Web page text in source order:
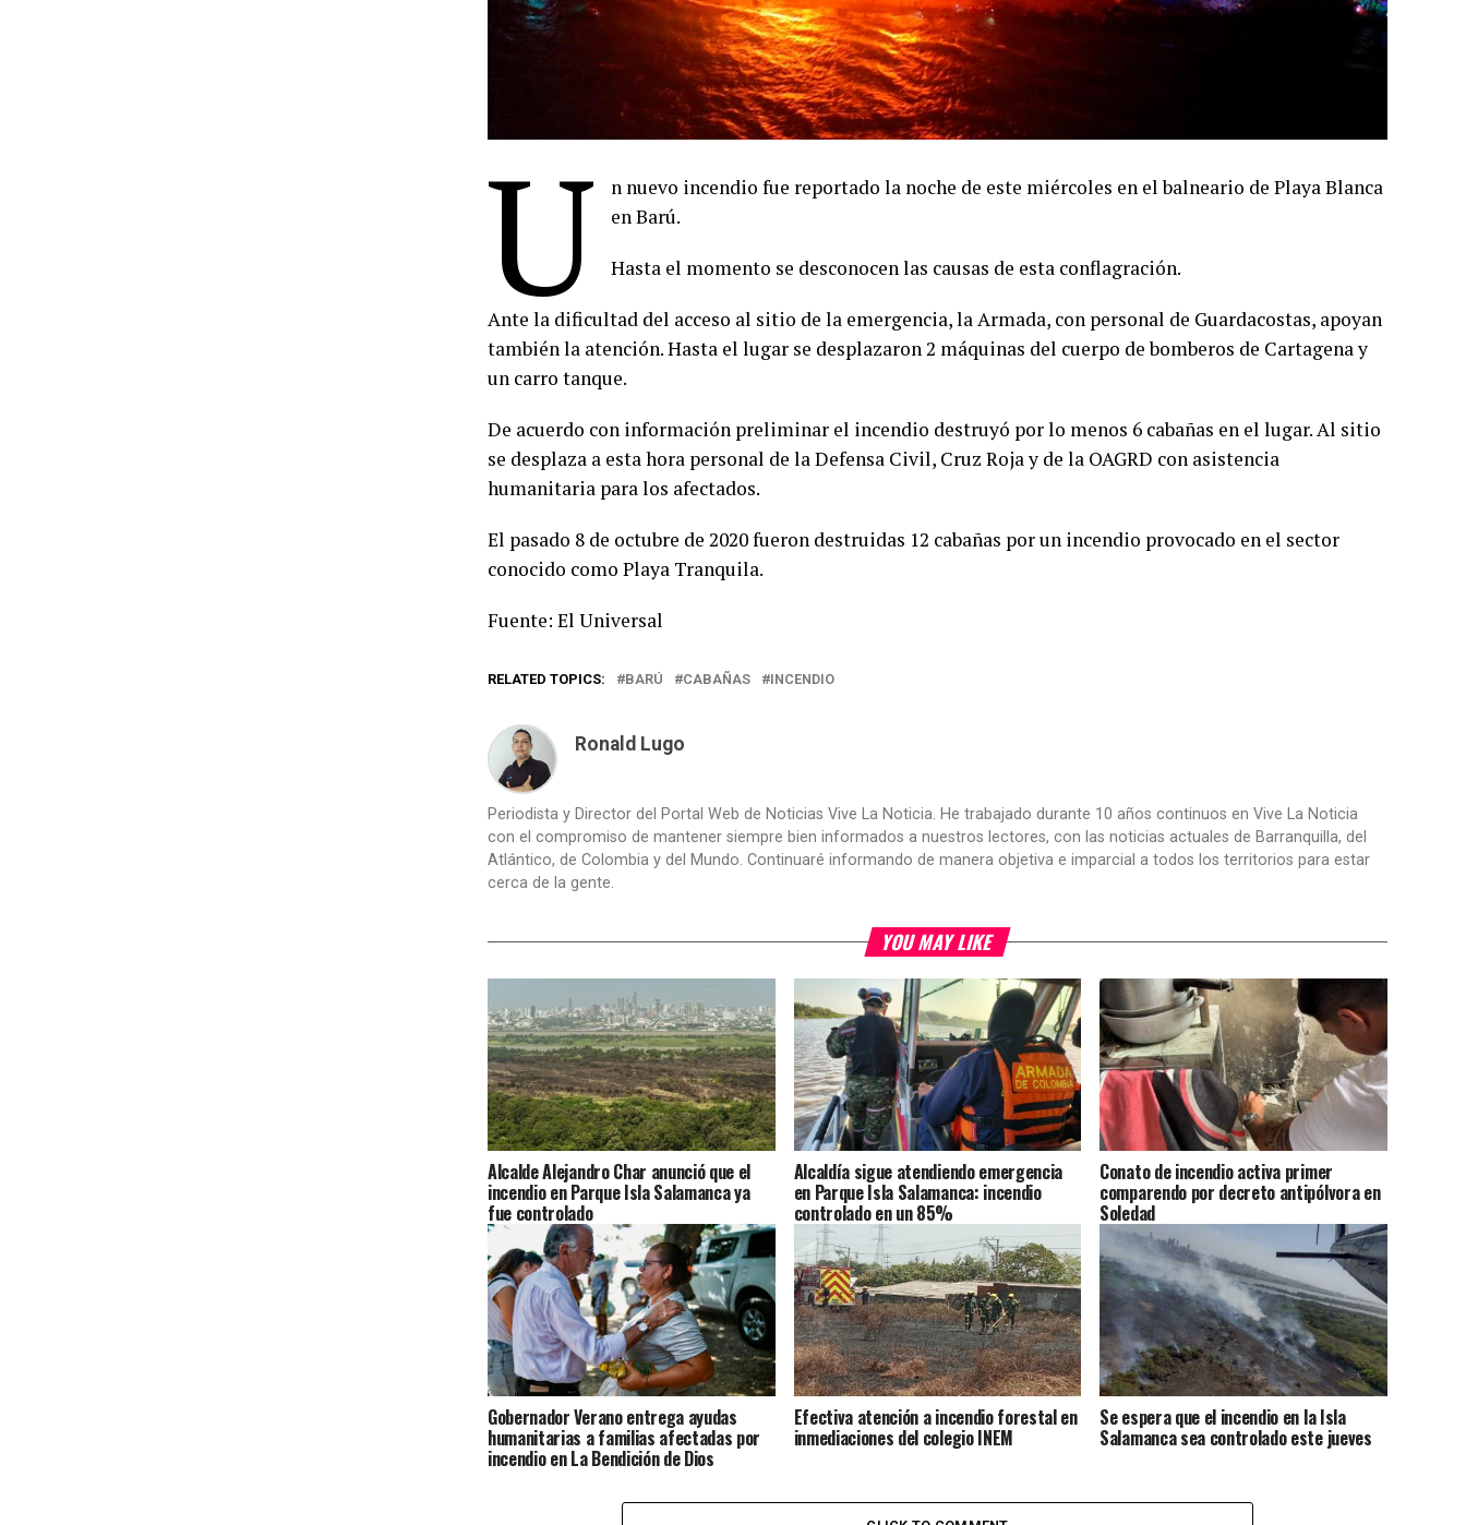
U
n nuevo incendio fue reportado la noche de este miércoles en el balneario de Playa Blanca
en Barú.
Hasta el momento se desconocen las causas de esta conflagración.
Ante la dificultad del acceso al sitio de la emergencia, la Armada, con personal de Guardacostas, apoyan
también la atención. Hasta el lugar se desplazaron 2 máquinas del cuerpo de bomberos de Cartagena y
un carro tanque.
De acuerdo con información preliminar el incendio destruyó por lo menos 6 cabañas en el lugar. Al sitio
se desplaza a esta hora personal de la Defensa Civil, Cruz Roja y de la OAGRD con asistencia
humanitaria para los afectados.
El pasado 8 de octubre de 2020 fueron destruidas 12 cabañas por un incendio provocado en el sector
conocido como Playa Tranquila.
Fuente: El Universal
RELATED TOPICS: BARÚ CABAÑAS INCENDIO
Ronald Lugo
Periodista y Director del Portal Web de Noticias Vive La Noticia. He trabajado durante 10 años continuos en Vive La Noticia
con el compromiso de mantener siempre bien informados a nuestros lectores, con las noticias actuales de Barranquilla, del
Atlántico, de Colombia y del Mundo. Continuaré informando de manera objetiva e imparcial a todos los territorios para estar
cerca de la gente.
YOU MAY LIKE
Alcalde Alejandro Char anunció que el
incendio en Parque Isla Salamanca ya
fue controlado
Alcaldía sigue atendiendo emergencia
en Parque Isla Salamanca: incendio
controlado en un 85%
Conato de incendio activa primer
comparendo por decreto antipólvora en
Soledad
Gobernador Verano entrega ayudas
humanitarias a familias afectadas por
incendio en La Bendición de Dios
Efectiva atención a incendio forestal en
inmediaciones del colegio INEM
Se espera que el incendio en la Isla
Salamanca sea controlado este jueves